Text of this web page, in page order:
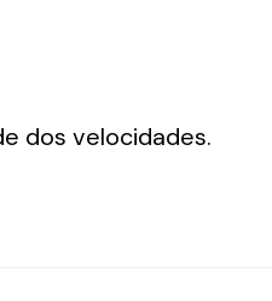
dos velocidades.